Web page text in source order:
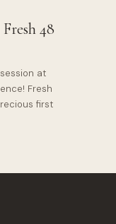
48
at
Fresh
first